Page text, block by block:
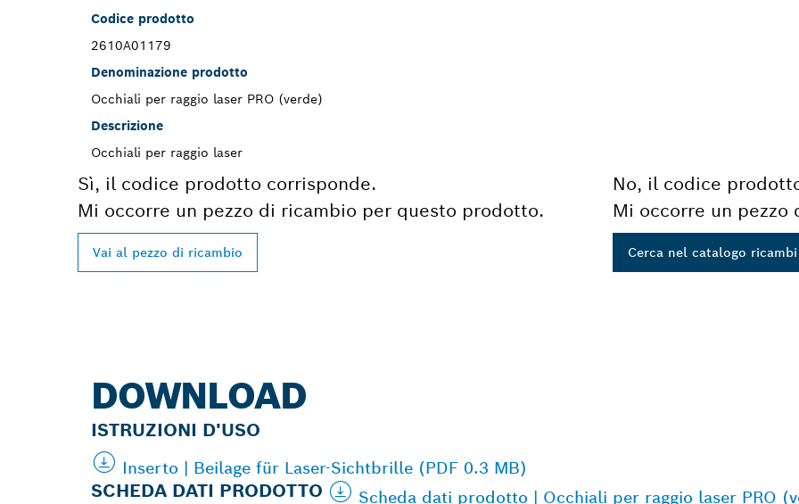
Codice prodotto
2610A01179
Denominazione prodotto
Occhiali per raggio laser PRO (verde)
Descrizione
Occhiali per raggio laser
Sì, il codice prodotto corrisponde.
Mi occorre un pezzo di ricambio per questo prodotto.
Vai al pezzo di ricambio
No, il codice
Mi occorre un
Cerca nel catalogo ricambi
DOWNLOAD
ISTRUZIONI D'USO
Inserto | Beilage für Laser-Sichtbrille (PDF 0.3 MB)
SCHEDA DATI PRODOTTO Scheda dati prodotto | Occhiali per raggio laser PRO